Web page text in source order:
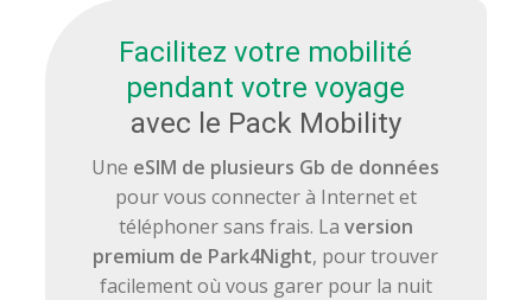
Facilitez votre mobilité
pendant votre voyage
avec le Pack Mobility
Une eSIM de plusieurs Gb de données
pour vous connecter à Internet et
téléphoner sans frais. La version
premium de Park4Night, pour trouver
facilement où vous garer pour la nuit